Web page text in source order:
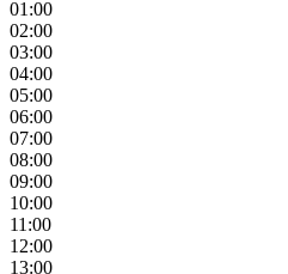
01:00
02:00
03:00
04:00
05:00
06:00
07:00
08:00
09:00
10:00
11:00
12:00
13:00